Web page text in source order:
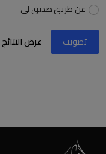
عن طريق صديق لى
تصويت عرض النتائج